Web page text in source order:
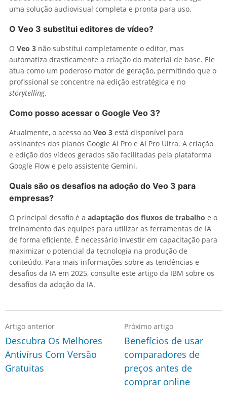
uma solução audiovisual completa e pronta para uso.
O Veo 3 substitui editores de vídeo?
O Veo 3 não substitui completamente o editor, mas
automatiza drasticamente a criação do material de base. Ele
atua como um poderoso motor de geração, permitindo que o
profissional se concentre na edição estratégica e no
storytelling.
Como posso acessar o Google Veo 3?
Atualmente, o acesso ao Veo 3 está disponível para
assinantes dos planos Google AI Pro e AI Pro Ultra. A criação
e edição dos vídeos gerados são facilitadas pela plataforma
Google Flow e pelo assistente Gemini.
Quais são os desafios na adoção do Veo 3 para
empresas?
O principal desafio é a adaptação dos fluxos de trabalho e o
treinamento das equipes para utilizar as ferramentas de IA
de forma eficiente. É necessário investir em capacitação para
maximizar o potencial da tecnologia na produção de
conteúdo. Para mais informações sobre as tendências e
desafios da IA em 2025, consulte este artigo da IBM sobre os
desafios da adoção da IA.
Artigo anterior
Descubra Os Melhores
Antivírus Com Versão
Gratuitas
Próximo artigo
Benefícios de usar
comparadores de
preços antes de
comprar online